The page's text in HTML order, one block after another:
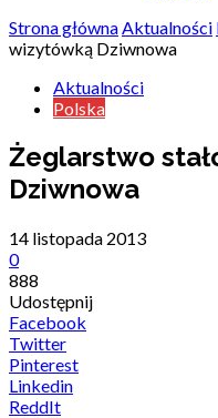
Strona głównaAktualności
wizytówką Dziwnowa
Aktualności
Polska
Żeglarstwo
Dziwnowa
14 listopada 2013
0
888
Udostępnij
Facebook
Twitter
Pinterest
Linkedin
ReddIt